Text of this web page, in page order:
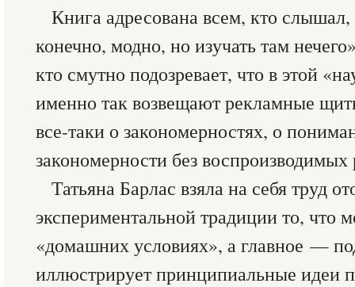
Книга адресована всем, кто
конечно, модно, но изучать там
кто смутно подозревает, что в этой
именно так возвещают рекламные
все-таки о закономерностях, о
закономерности без воспроизводимых
Татьяна Барлас взяла на себя труд
экспериментальной традиции то, что
«домашних условиях», а главное —
иллюстрирует принципиальные